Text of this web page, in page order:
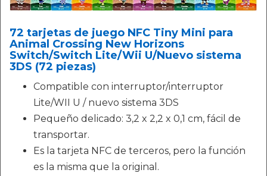
72 tarjetas de juego NFC Tiny Mini para
Animal Crossing New Horizons
Switch/Switch Lite/Wii U/Nuevo sistema
3DS (72 piezas)
Compatible con interruptor/interruptor
Lite/WII U / nuevo sistema 3DS
Pequeño delicado: 3,2 x 2,2 x 0,1 cm, fácil de
transportar.
Es la tarjeta NFC de terceros, pero la función
es la misma que la original.